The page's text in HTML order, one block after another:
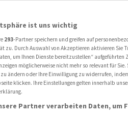
wird verschoben
ist uns wichtig
293-Partner speichern und greifen auf
zu. Durch Auswahl von Akzeptieren aktivieren Sie
um Ihnen Dienste bereitzustellen“
möglicherweise nicht mehr so relevant für
ändern oder Ihre Einwilligung zu widerrufen,
klicken. Ihre Einstellungen gelten innerhalb
Partner verarbeiten Daten, um